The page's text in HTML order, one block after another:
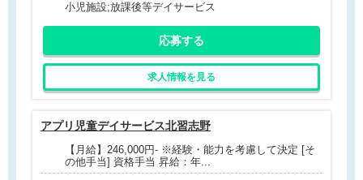
小児施設;放課後等デイサービス
応募する
求人情報を見る
アプリ児童デイサービス北習志野
【月給】246,000円- ※経験・能力を考慮して決定 [そ
の他手当] 資格手当 昇給：年...